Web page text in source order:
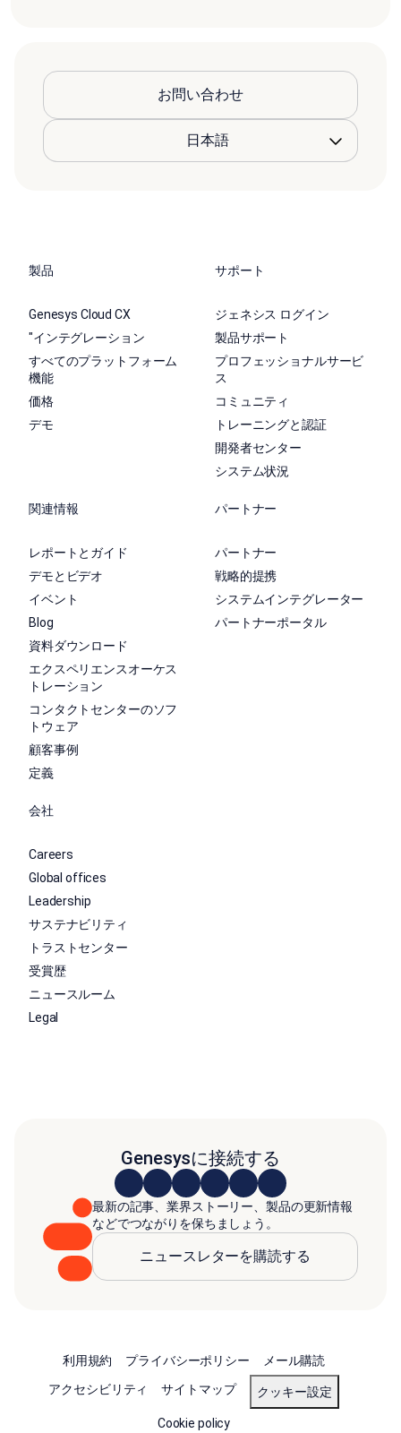
お問い合わせ
製品
Genesys Cloud CX
"インテグレーション
すべてのプラットフォーム
機能
価格
デモ
サポート
ジェネシス ログイン
製品サポート
プロフェッショナルサービ
ス
コミュニティ
トレーニングと認証
開発者センター
システム状況
関連情報
レポートとガイド
デモとビデオ
イベント
Blog
資料ダウンロード
エクスペリエンスオーケス
トレーション
コンタクトセンターのソフ
トウェア
顧客事例
定義
パートナー
パートナー
戦略的提携
システムインテグレーター
パートナーポータル
会社
Careers
Global offices
Leadership
サステナビリティ
トラストセンター
受賞歴
ニュースルーム
Legal
Genesysに接続する
最新の記事、業界ストーリー、製品の更新情報
などでつながりを保ちましょう。
ニュースレターを購読する
利用規約 プライバシーポリシー
メール購読
アクセシビリティ
サイトマップ クッキー設定
Cookie policy